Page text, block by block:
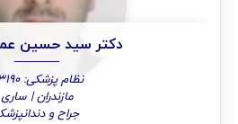
دکتر سید حسین
نظام پزشکی: 63190
مازندران | ساری
جراح و